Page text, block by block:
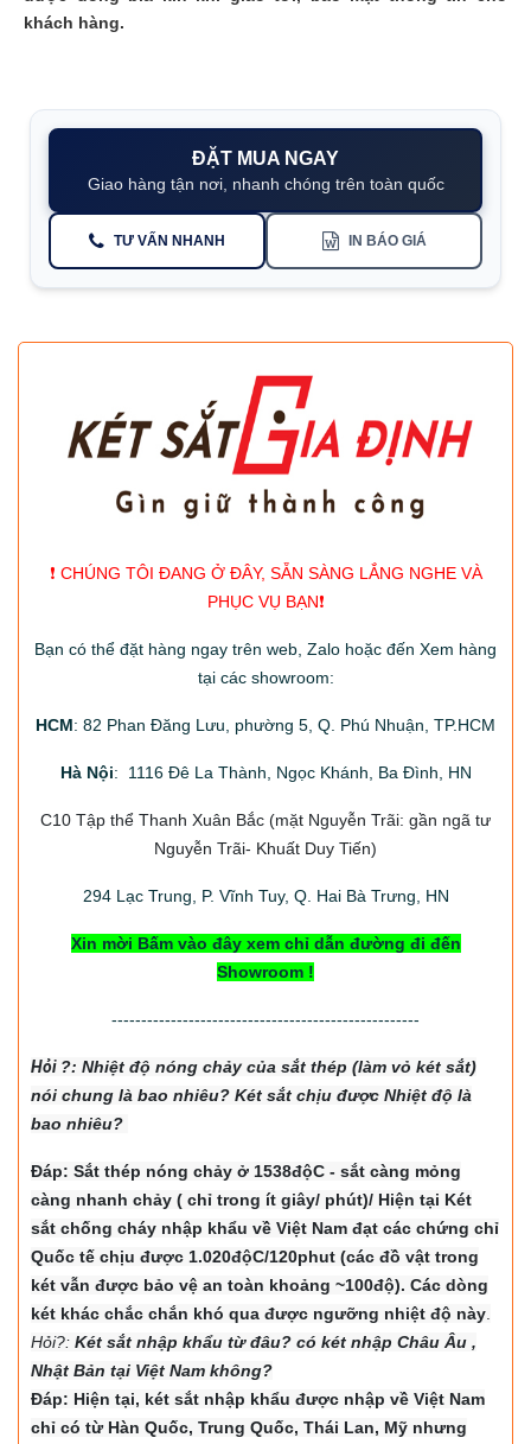
khách hàng.
ĐẶT MUA NGAY
Giao hàng tận nơi, nhanh chóng trên toàn quốc
TƯ VẤN NHANH IN BÁO GIÁ
❗️ CHÚNG TÔI ĐANG Ở ĐÂY, SẴN SÀNG LẮNG NGHE VÀ
PHỤC VỤ BẠN❗️
Bạn có thể đặt hàng ngay trên web, Zalo hoặc đến Xem hàng
tại các showroom:
HCM: 82 Phan Đăng Lưu, phường 5, Q. Phú Nhuận, TP.HCM
Hà Nội: 1116 Đê La Thành, Ngọc Khánh, Ba Đình, HN
C10 Tập thể Thanh Xuân Bắc (mặt Nguyễn Trãi: gần ngã tư
Nguyễn Trãi- Khuất Duy Tiến)
294Lạc Trung, P. Vĩnh Tuy, Q. Hai Bà Trưng, HN
Xin mời Bấm vào đây xem chỉ dẫn đường đi đến
Showroom !
----------------------------------------------------
Hỏi ?: Nhiệt độ nóng chảy của sắt thép (làm vỏ két sắt)
nói chung là bao nhiêu? Két sắt chịu được Nhiệt độ là
bao nhiêu?
Đáp: Sắt thép nóng chảy ở 1538độC - sắt càng mỏng
càng nhanh chảy ( chỉ trong ít giây/ phút)/ Hiện tại Két
sắt chống cháy nhập khẩu về Việt Nam đạt các chứng chỉ
Quốc tế chịu được 1.020độC/120phut (các đồ vật trong
két vẫn được bảo vệ an toàn khoảng ~100độ). Các dòng
két khác chắc chắn khó qua được ngưỡng nhiệt độ này
Hỏi?: Két sắt nhập khẩu từ đâu? có két nhập Châu Âu ,
Nhật Bản tại Việt Nam không?
Đáp: Hiện tại, két sắt nhập khẩu được nhập về Việt Nam
chỉ có từ Hàn Quốc, Trung Quốc, Thái Lan, Mỹ nhưng